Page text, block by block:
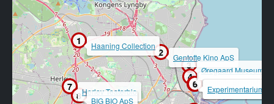
1
2
3
4
5
6
7
8
Haaning Collection
Gentofte Kino ApS
Øregaard Museum
Gentofte
Movie House
Experimentarium
Herlev Teaterbio
BIG BIO ApS